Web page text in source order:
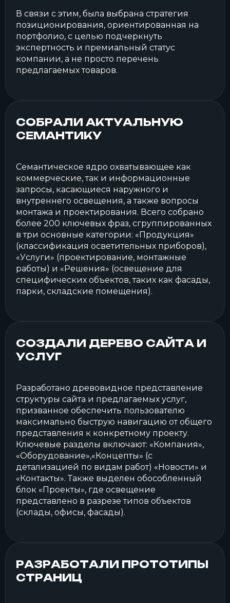
В связи с этим, была выбрана стратегия
позиционирования, ориентированная на
портфолио, с целью подчеркнуть
экспертность и премиальный статус
компании, а не просто перечень
предлагаемых товаров.
СОБРАЛИ АКТУАЛЬНУЮ
СЕМАНТИКУ
Семантическое ядро охватывающее как
коммерческие, так и информационные
запросы, касающиеся наружного и
внутреннего освещения, а также вопросы
монтажа и проектирования. Всего собрано
более 200 ключевых фраз, сгруппированных
в три основные категории: «Продукция»
(классификация осветительных приборов),
«Услуги» (проектирование, монтажные
работы) и «Решения» (освещение для
специфических объектов, таких как фасады,
парки, складские помещения).
СОЗДАЛИ ДЕРЕВО САЙТА И
УСЛУГ
Разработано древовидное представление
структуры сайта и предлагаемых услуг,
призванное обеспечить пользователю
максимально быструю навигацию от общего
представления к конкретному проекту.
Ключевые разделы включают: «Компания»,
«Оборудование»,«Концепты» (с
детализацией по видам работ) «Новости» и
«Контакты». Также выделен обособленный
блок «Проекты», где освещение
представлено в разрезе типов объектов
(склады, офисы, фасады).
РАЗРАБОТАЛИ ПРОТОТИПЫ
СТРАНИЦ